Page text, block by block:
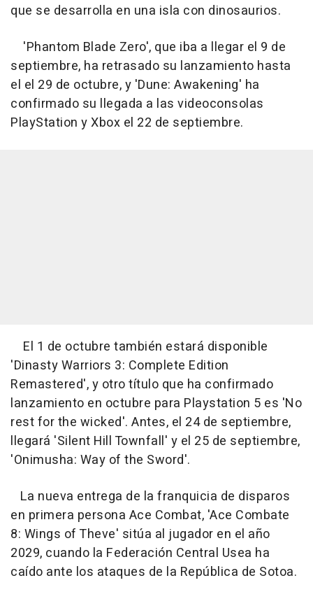
que se desarrolla en una isla con dinosaurios.
'Phantom Blade Zero', que iba a llegar el 9 de
septiembre, ha retrasado su lanzamiento hasta
el el 29 de octubre, y 'Dune: Awakening' ha
confirmado su llegada a las videoconsolas
PlayStation y Xbox el 22 de septiembre.
El 1 de octubre también estará disponible
'Dinasty Warriors 3: Complete Edition
Remastered', y otro título que ha confirmado
lanzamiento en octubre para Playstation 5 es 'No
rest for the wicked'. Antes, el 24 de septiembre,
llegará 'Silent Hill Townfall' y el 25 de septiembre,
'Onimusha: Way of the Sword'.
La nueva entrega de la franquicia de disparos
en primera persona Ace Combat, 'Ace Combate
8: Wings of Theve' sitúa al jugador en el año
2029, cuando la Federación Central Usea ha
caído ante los ataques de la República de Sotoa.